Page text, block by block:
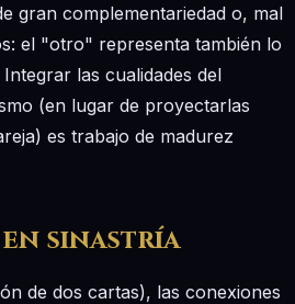
gran complementariedad o, mal
el "otro" representa también lo
las cualidades del
(en lugar de proyectarlas
es trabajo de madurez
sinastría
de dos cartas), las conexiones